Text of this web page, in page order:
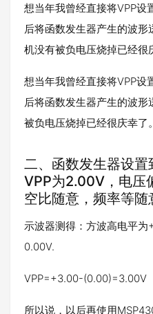
想当年我曾经直接将VPP
后将函数发生器产生的波
机没有被负电压烧掉已经很
想当年我曾经直接将VPP
后将函数发生器产生的波
被负电压烧掉已经很庆幸了。
二、函数发生器设
VPP为2.00V，电压
空比随意，频率等随
示波器测得：方波高电平
0.00V.
VPP=+3.00-(0.00)=3.00V
所以说，以后再使用